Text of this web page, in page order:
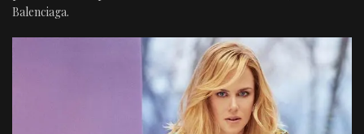
Balenciaga.